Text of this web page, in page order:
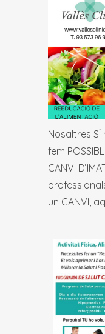
Nosaltres
fem
CANVI
un CANVI,